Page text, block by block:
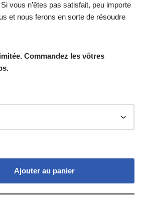
vous n’êtes pas satisfait, peu importe
et nous ferons en sorte de résoudre
Commandez les vôtres
Ajouter au panier